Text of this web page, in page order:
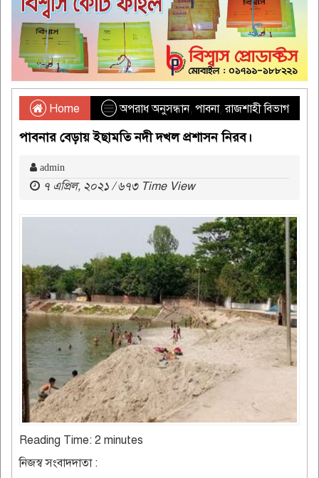
Home অপরাধ অনুসন্ধান, পাবনা,রাজশাহী বিভাগ
পাবনার বেড়ায় ইছামতি নদী দখল প্রশাসন নিরব।
admin
৭ এপ্রিল, ২০২১ / ৬৭৩ Time View
Reading Time: 2 minutes
নিজস্ব সংবাদদাতা :